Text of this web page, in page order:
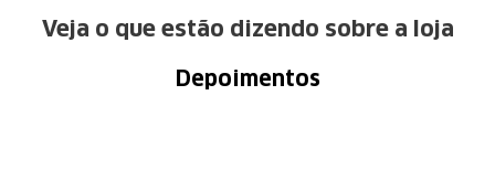
Veja o que estão dizendo sobre a loja
Depoimentos